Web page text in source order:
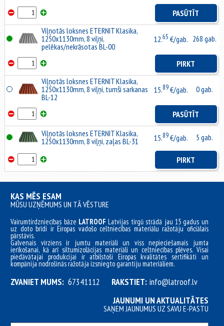
PASŪTĪT
Viļņotās loksnes ETERNIT Klasika,
1250x1130mm, 8 viļņi,
pelēkas/nekrāsotas BL-00
12.65 €/gab. 268 gab.
PIRKT
Viļņotās loksnes ETERNIT Klasika,
1250x1130mm, 8 viļņi, tumši sarkanas
BL-12
15.89€/gab. 0 gab.
PASŪTĪT
Viļņotās loksnes ETERNIT Klasika,
1250x1130mm, 8 viļņi, zaļas BL-31
15.89€/gab. 5 gab.
PIRKT
KAS MĒS ESAM
MŪSU UZŅĒMUMS UN TĀ VĒSTURE
Vairumtirdzniecības bāze LATROOFLatvijas tirgū strādā jau 15 gadus un
uz doto brīdi ir Eiropas vadošo celtniecības materiālu ražotāju oficiālais
pārstāvis.
Galvenais virziens ir jumtu materiāli un viss nepieciešamais jumta
ierīkošanai, kā arī siltumizolācijas materiāli un celtniecības plēves. Visai
piedāvātajai produkcijai ir atbilstoši Eiropas kvalitātes sertifikāti un
kompānija nodrošinās ražotāja izsniegto garantiju materiāliem.
ZVANIET MUMS: 67341112 RAKSTIET: info@latroof.lv
JAUNUMI UN AKTUALITĀTES
SAŅEM JAUNUMUS UZ SAVU E-PASTU